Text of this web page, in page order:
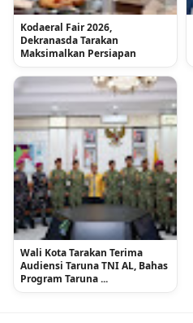
Kodaeral Fair 2026,
Dekranasda Tarakan
Maksimalkan Persiapan
Wali Kota Tarakan Terima
Audiensi Taruna TNI AL, Bahas
Program Taruna ...